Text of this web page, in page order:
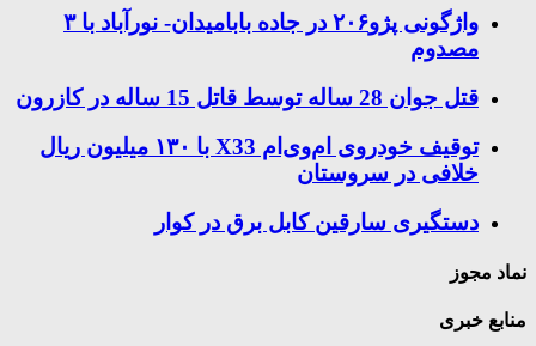
واژگونی پژو۲۰۶ در جاده بابامیدان- نورآباد با ۳
مصدوم
قتل جوان 28 ساله توسط قاتل 15 ساله در کازرون
توقیف خودروی ام‌وی‌ام X33 با ۱۳۰ میلیون ریال
خلافی در سروستان
دستگیری سارقین کابل برق در کوار
نماد مجوز
منابع خبری